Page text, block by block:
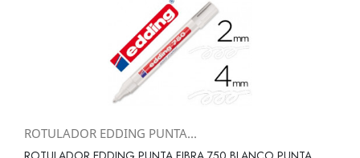
ROTULADOR EDDING PUNTA...